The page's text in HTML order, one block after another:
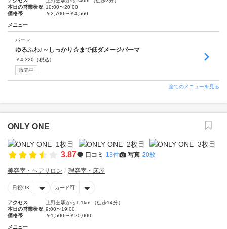
本日の営業状況 10:00〜20:00
価格帯
￥2,700〜￥4,560
メニュー
パーマ
ゆるふわ♪～しっかり☆まで低ダメージパーマ
￥4,320 （税込）
販売中
全てのメニューを見る
ONLY ONE
3.87 口コミ 13件 写真 20枚
美容室・ヘアサロン 理容室・床屋
日祝OK カード可
アクセス
上野芝駅から1.1km （徒歩14分）
本日の営業状況 9:00〜19:00
価格帯
￥1,500〜￥20,000
メニュー